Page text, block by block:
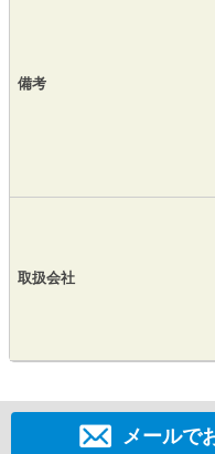
備考
取扱会社
メールで